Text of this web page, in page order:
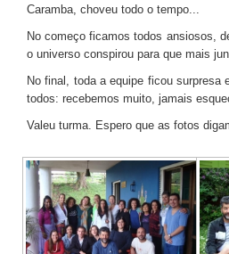
TV DE BEM COM A NATUREZA
FALE CONOSCO
ASSINE O SITE
Caramba, choveu todo o tempo...
No começo ficamos todos ansiosos,
o universo conspirou para que mais
No final, toda a equipe ficou surpresa
todos: recebemos muito, jamais
Valeu turma. Espero que as fotos